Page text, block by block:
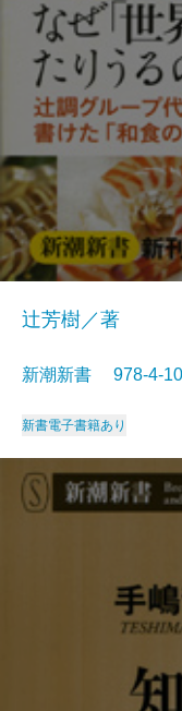
辻芳樹／著
新潮新書 978-4-
新書電子書籍あり